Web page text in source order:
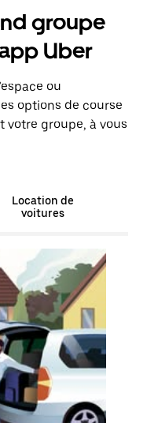
groupe
Uber
ou
options de course
votre groupe, à vous
Location de
voitures